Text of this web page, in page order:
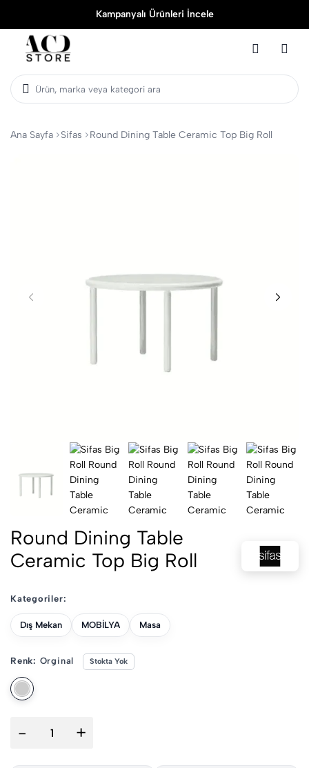
Kampanyalı Ürünleri İncele
Ürün, marka veya kategori ara
Ana Sayfa Sifas Round Dining Table Ceramic Top Big Roll
Round Dining Table
Ceramic Top Big Roll
Kategoriler:
Dış Mekan MOBİLYA Masa
Renk: Orginal Stokta Yok
- +